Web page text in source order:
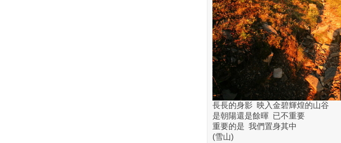
長長的身影 映入金碧輝煌的山谷
是朝陽還是餘暉 已不重要
重要的是 我們置身其中
(雪山)